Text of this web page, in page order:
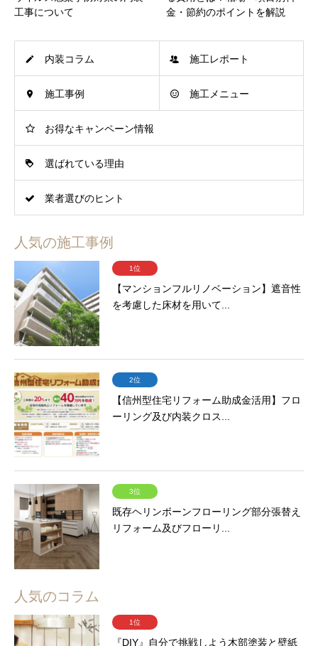
工事について
金・節約のポイントを解説
内装コラム 施工レポート
施工事例 施工メニュー
お得なキャンペーン情報
選ばれている理由
業者選びのヒント
人気の施工事例
1位
【マンションフルリノベーション】遮音性
を考慮した床材を用いて...
2位
【信州型住宅リフォーム助成金活用】フロ
ーリング及び内装クロス...
3位
既存ヘリンボーンフローリング部分張替え
リフォーム及びフローリ...
人気のコラム
1位
『DIY』自分で挑戦しよう木部塗装と壁紙